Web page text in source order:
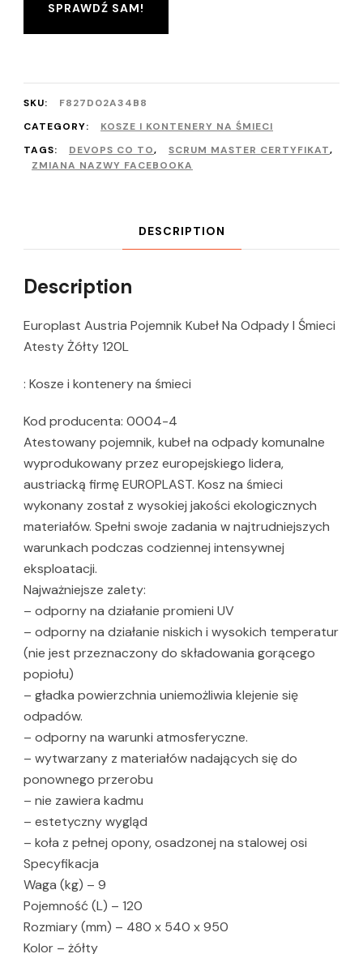
SPRAWDŹ SAM!
SKU:
F827D02A34B8
CATEGORY:
KOSZE I KONTENERY NA ŚMIECI
TAGS:
DEVOPS CO TO, SCRUM MASTER CERTYFIKAT,
ZMIANA NAZWY FACEBOOKA
DESCRIPTION
Description
Europlast Austria Pojemnik Kubeł Na Odpady I Śmieci
Atesty Żółty 120L
: Kosze i kontenery na śmieci
Kod producenta: 0004-4
Atestowany pojemnik, kubeł na odpady komunalne
wyprodukowany przez europejskiego lidera,
austriacką firmę EUROPLAST. Kosz na śmieci
wykonany został z wysokiej jakości ekologicznych
materiałów. Spełni swoje zadania w najtrudniejszych
warunkach podczas codziennej intensywnej
eksploatacji.
Najważniejsze zalety:
– odporny na działanie promieni UV
– odporny na działanie niskich i wysokich temperatur
(nie jest przeznaczony do składowania gorącego
popiołu)
– gładka powierzchnia uniemożliwia klejenie się
odpadów.
– odporny na warunki atmosferyczne.
– wytwarzany z materiałów nadających się do
ponownego przerobu
– nie zawiera kadmu
– estetyczny wygląd
– koła z pełnej opony, osadzonej na stalowej osi
Specyfikacja
Waga (kg) – 9
Pojemność (L) – 120
Rozmiary (mm) – 480 x 540 x 950
Kolor – żółty